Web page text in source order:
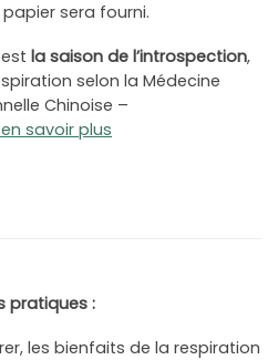
sera fourni.
la saison de l’introspection,
selon la Médecine
Chinoise –
savoir plus
pratiques :
les bienfaits de la respiration